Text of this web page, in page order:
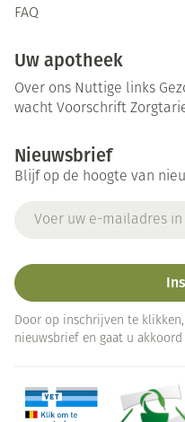
FAQ
Uw apotheek
Over ons Nuttige links
wacht Voorschrift
Nieuwsbrief
Blijf op de hoogte van
Door op inschrijven te
nieuwsbrief en gaat u